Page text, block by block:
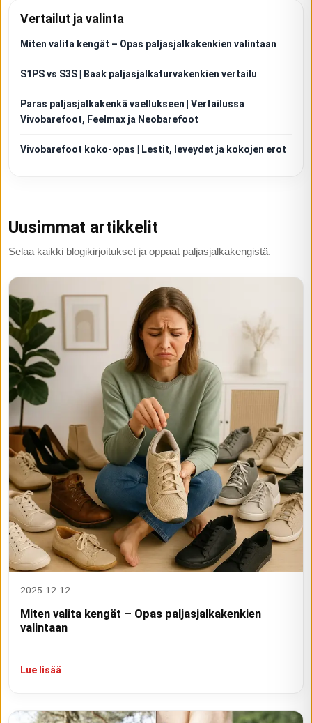
Vertailut ja valinta
Miten valita kengät – Opas paljasjalkakenkien valintaan
S1PS vs S3S | Baak paljasjalkaturvakenkien vertailu
Paras paljasjalkakenkä vaellukseen | Vertailussa
Vivobarefoot, Feelmax ja Neobarefoot
Vivobarefoot koko-opas | Lestit, leveydet ja kokojen erot
Uusimmat artikkelit
Selaa kaikki blogikirjoitukset ja oppaat paljasjalkakengistä.
2025-12-12
Miten valita kengät – Opas paljasjalkakenkien
valintaan
Lue lisää